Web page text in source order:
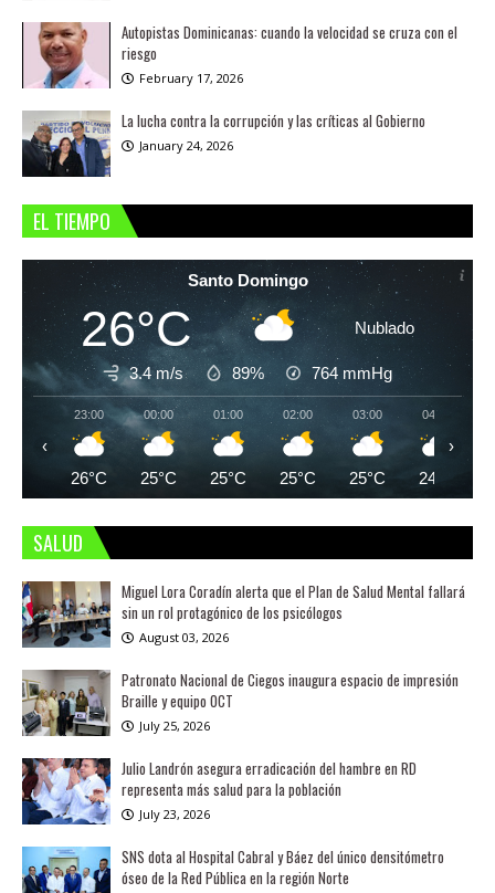
Autopistas Dominicanas: cuando la velocidad se cruza con el
riesgo
February 17, 2026
La lucha contra la corrupción y las críticas al Gobierno
January 24, 2026
EL TIEMPO
Santo Domingo
26°C Nublado
3.4 m/s 89% 764 mmHg
23:00
26°C
00:00
25°C
01:00
25°C
02:00
25°C
03:00
25°C
04:00
24°C
‹ ›
SALUD
Miguel Lora Coradín alerta que el Plan de Salud Mental fallará
sin un rol protagónico de los psicólogos
August 03, 2026
Patronato Nacional de Ciegos inaugura espacio de impresión
Braille y equipo OCT
July 25, 2026
Julio Landrón asegura erradicación del hambre en RD
representa más salud para la población
July 23, 2026
SNS dota al Hospital Cabral y Báez del único densitómetro
óseo de la Red Pública en la región Norte